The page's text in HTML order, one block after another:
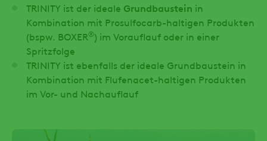
TRINITY ist der ideale Grundbaustein in
Kombination mit Prosulfocarb-haltigen Produkten
(bspw. BOXER®) im Vorauflauf oder in einer
Spritzfolge
TRINITY ist ebenfalls der ideale Grundbaustein in
Kombination mit Flufenacet-haltigen Produkten
im Vor- und Nachauflauf